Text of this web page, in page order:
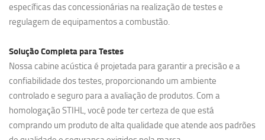
específicas das concessionárias na realização de testes e
regulagem de equipamentos a combustão.
Solução Completa para Testes
Nossa cabine acústica é projetada para garantir a precisão e a
confiabilidade dos testes, proporcionando um ambiente
controlado e seguro para a avaliação de produtos. Com a
homologação STIHL, você pode ter certeza de que está
comprando um produto de alta qualidade que atende aos padrões